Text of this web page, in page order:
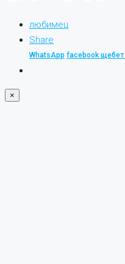
любимец
Share
WhatsApp facebook щебет
×